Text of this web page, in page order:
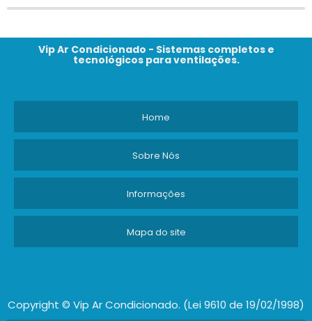
Vip Ar Condicionado - Sistemas completos e
tecnológicos para ventilações.
Home
Sobre Nós
Informações
Mapa do site
Copyright © Vip Ar Condicionado. (Lei 9610 de 19/02/1998)